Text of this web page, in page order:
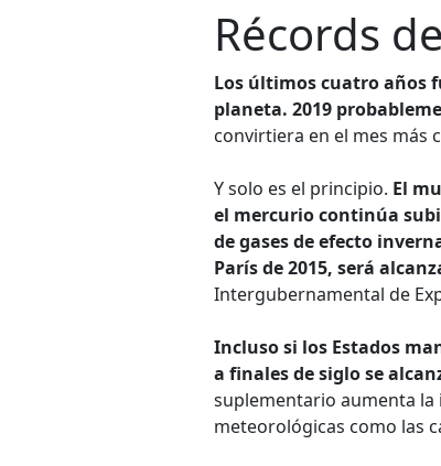
Récords
Los últimos cuatro años
planeta. 2019
convirtiera en el mes más
Y solo es el principio. El
el mercurio continúa
de gases de efecto
París de 2015, será
Intergubernamental de
Incluso si los Estados
a finales de siglo se
suplementario aumenta
meteorológicas como las